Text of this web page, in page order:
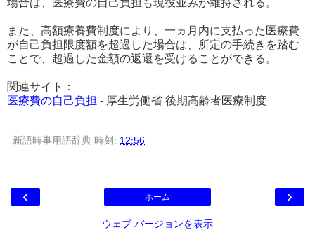
また、高額療養費制度により、一ヵ月内に支払った医療費
が自己負担限度額を超過した場合は、所定の手続きを踏む
ことで、超過した金額の返還を受けることができる。
関連サイト：
医療費の自己負担 - 厚生労働省 後期高齢者医療制度
新語時事用語辞典 時刻: 12:56
‹ ›
ホーム
ウェブ バージョンを表示